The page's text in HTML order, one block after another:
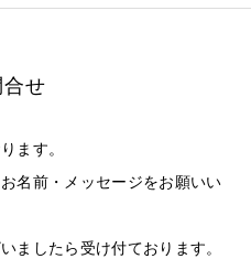
合せ
ます。
名前・メッセージをお願いい
ましたら受け付ております。